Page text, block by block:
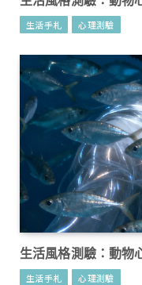
生活手札 心理測驗
生活風格測驗：動物
生活手札 心理測驗